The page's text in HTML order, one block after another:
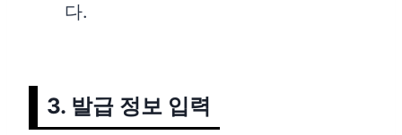
다.
3. 발급 정보 입력